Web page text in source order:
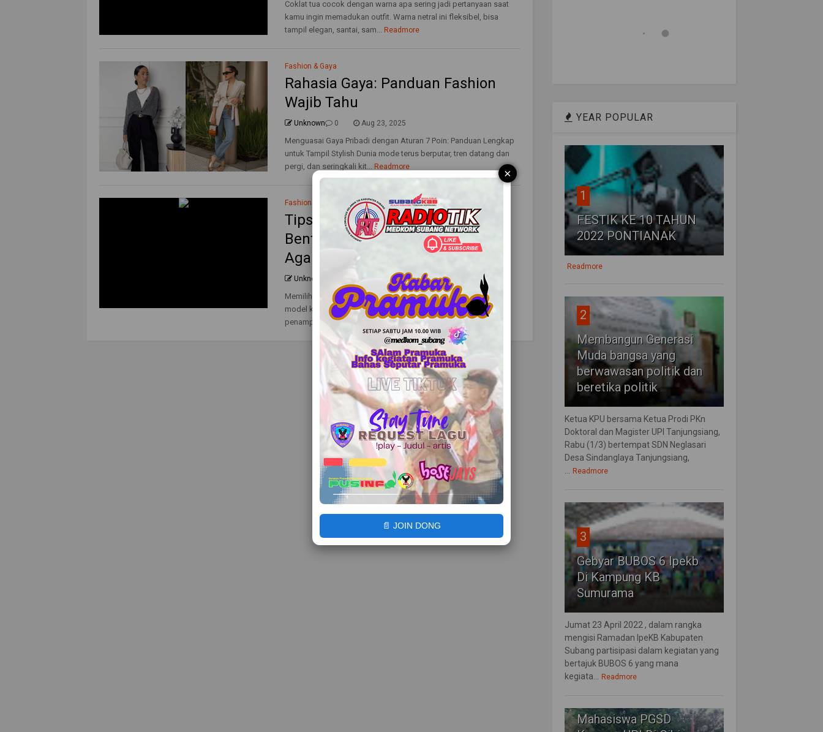
Coklat tua cocok dengan warna apa sering jadi pertanyaan saat
kamu ingin memadukan outfit. Warna netral ini fleksibel, bisa
tampil elegan, santai, sam... Readmore
Fashion & Gaya
Rahasia Gaya: Panduan Fashion
Wajib Tahu
Unknown 0 Aug 23, 2025
Menguasai Gaya Pribadi dengan Aturan 7 Poin: Panduan Lengkap
untuk Tampil Stylish Dunia mode terus berputar, tren datang dan
pergi, dan seringkali kit... Readmore
Fashion & Gaya
Tips Memilih Kacamata Sesuai
Bentuk Wajah dan Warna Kulit,
Agar Tampil Lebih Menonjol!
Unknown Jun 09, 2025
Memilih kacamata yang tepat nggak cukup hanya berdasarkan
model kekinian, Ma. Kacamata bisa jadi sahabat terbaik
penampilan kamu, asalkan tahu c...
YEAR POPULAR
1
FESTIK KE 10 TAHUN
2022 PONTIANAK
Readmore
2
Membangun Generasi
Muda bangsa yang
berwawasan politik dan
beretika politik
Ketua KPU bersama Ketua Prodi PKn
Doktoral dan Magister UPI Tanjungsiang,
Rabu (1/3) bertempat SDN Neglasari
Desa Sindanglaya Tanjungsiang,
... Readmore
3
Gebyar BUBOS 6 Ipekb
Di Kampung KB
Sumurama
Jumat 23 April 2022 , dalam rangka
mengisi Ramadan IpeKB Kabupaten
Subang partisipasi dalam kegiatan yang
bertajuk BUBOS 6 yang mana
kegiata... Readmore
Mahasiswa PGSD
×
📄 JOIN DONG